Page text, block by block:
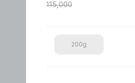
115,000
200g